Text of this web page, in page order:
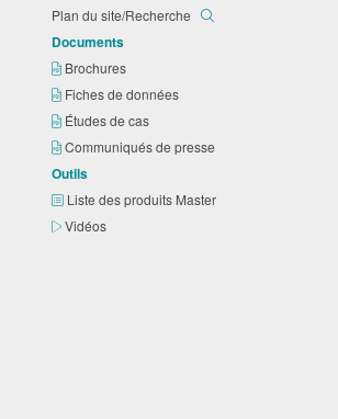
Plan du site/Recherche
Documents
Brochures
Fiches de données
Études de cas
Communiqués de presse
Outils
Liste des produits Master
Vidéos